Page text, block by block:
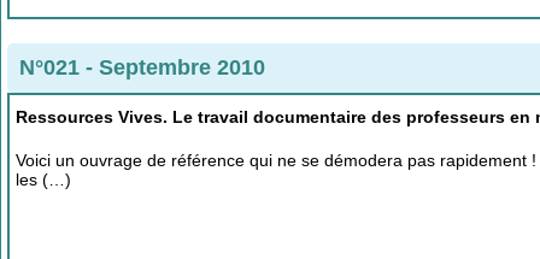
N°021 - Septembre 2010
Ressources Vives. Le travail documentaire des professeurs en
Voici un ouvrage de référence qui ne se démodera pas
les (…)